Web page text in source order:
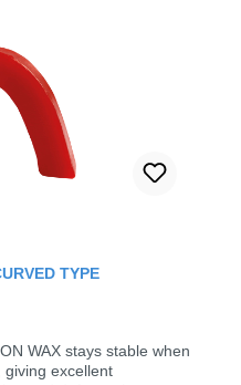
TYPE
WAX stays stable when
excellent